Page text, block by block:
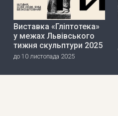
Виставка «Гліптотека»
у межах Львівського
тижня скульптури 2025
до 10 листопада 2025